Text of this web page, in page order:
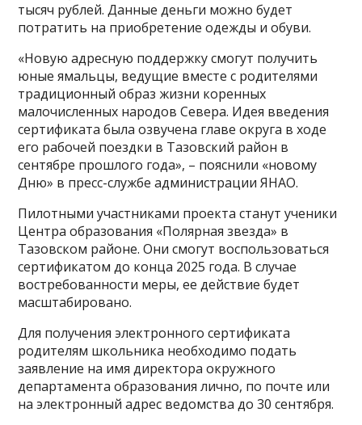
тысяч рублей. Данные деньги можно будет
потратить на приобретение одежды и обуви.
«Новую адресную поддержку смогут получить
юные ямальцы, ведущие вместе с родителями
традиционный образ жизни коренных
малочисленных народов Севера. Идея введения
сертификата была озвучена главе округа в ходе
его рабочей поездки в Тазовский район в
сентябре прошлого года», – пояснили «новому
Дню» в пресс-службе администрации ЯНАО.
Пилотными участниками проекта станут ученики
Центра образования «Полярная звезда» в
Тазовском районе. Они смогут воспользоваться
сертификатом до конца 2025 года. В случае
востребованности меры, ее действие будет
масштабировано.
Для получения электронного сертификата
родителям школьника необходимо подать
заявление на имя директора окружного
департамента образования лично, по почте или
на электронный адрес ведомства до 30 сентября.